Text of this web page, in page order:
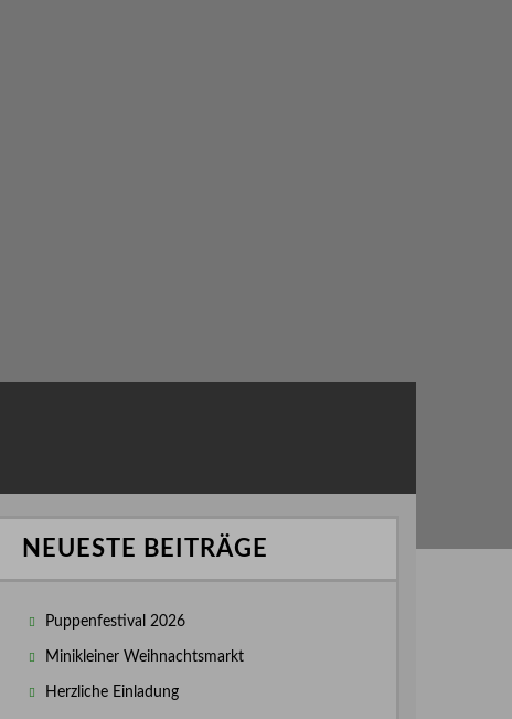
NEUESTE BEITRÄGE
Puppenfestival 2026
Minikleiner Weihnachtsmarkt
Herzliche Einladung